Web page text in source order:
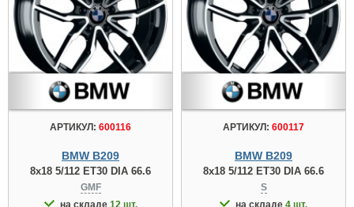
АРТИКУЛ: 600116
BMW B209
8x18 5/112 ET30 DIA 66.6
GMF
на складе 12 шт.
АРТИКУЛ: 600117
BMW B209
8x18 5/112 ET30 DIA 66.6
S
на складе 4 шт.